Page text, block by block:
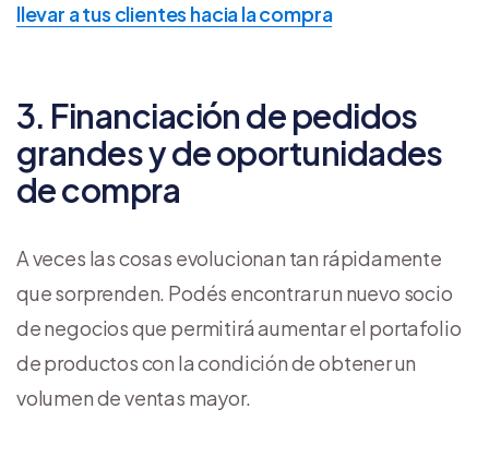
llevar a tus clientes hacia la compra
3. Financiación de pedidos
grandes y de oportunidades
de compra
A veces las cosas evolucionan tan rápidamente
que sorprenden. Podés encontrar un nuevo socio
de negocios que permitirá aumentar el portafolio
de productos con la condición de obtener un
volumen de ventas mayor.